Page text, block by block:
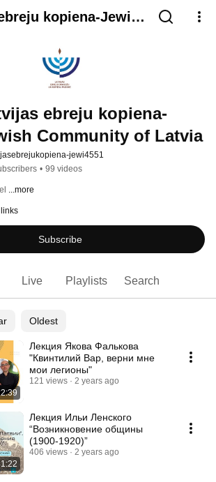
kopiena-Jewish
ebreju kopiena-
Community of Latvia
jewi4551
• 99 videos
...more
Subscribe
Live Playlists Search
Oldest
Лекция Якова Фалькова
"Квинтилий Вар, верни мне
мои легионы"
121 views 2 years ago
Лекция Ильи Ленского
“Возникновение общины
(1900-1920)”
406 views 2 years ago